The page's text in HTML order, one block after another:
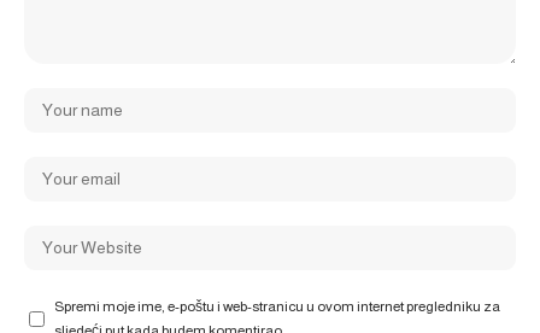
Spremi moje ime, e-poštu i web-stranicu u ovom internet pregledniku za